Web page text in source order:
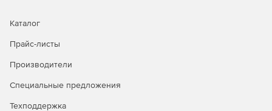
анализа, которые поддерживают Intel Deep Learning
(VNNI) в процессорах Intel Xeon масштабируемого
Разработка для больших объемов памяти до 512 Гб
Каталог
Прайс-листы
Производители
Специальные предложения
Техподдержка